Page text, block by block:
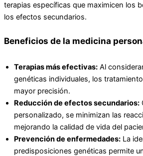
terapias específicas que maximicen los
los efectos secundarios.
Beneficios de la medicina
Terapias más efectivas: Al
genéticas individuales, los
mayor precisión.
Reducción de efectos secundarios:
personalizado, se minimizan las
mejorando la calidad de vida del
Prevención de enfermedades: La
predisposiciones genéticas permite